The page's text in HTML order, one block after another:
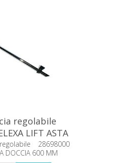
regolabile
LIFT ASTA
600 MM28698000
DOCCIA 600 MM